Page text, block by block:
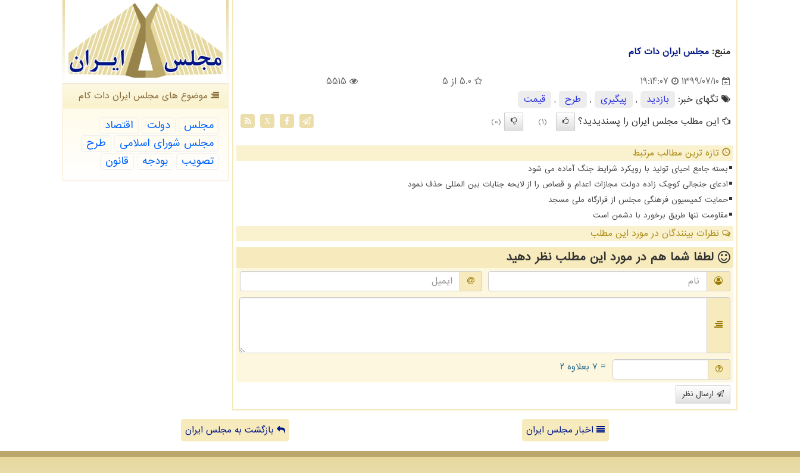
منبع: مجلس ایران دات كام
1399/07/10
19:14:07
5.0 از 5
5515
تگهای خبر:
بازدید , پیگیری , طرح ,
قیمت
این مطلب مجلس ایران را پسندیدید؟
(1)
(0)
X
تازه ترین مطالب مرتبط
بسته جامع احیای تولید با رویکرد شرایط جنگ آماده می شود
ادعای جنجالی کوچک زاده دولت مجازات اعدام و قصاص را از لایحه جنایات بین المللی حذف نمود
حمایت کمیسیون فرهنگی مجلس از قرارگاه ملی مسجد
مقاومت تنها طریق برخورد با دشمن است
نظرات بینندگان در مورد این مطلب
لطفا شما هم در مورد این مطلب نظر دهید
= ۷ بعلاوه ۲
ارسال نظر
موضوع های مجلس ایران دات كام
مجلس دولت
اقتصاد
مجلس شورای اسلامی
طرح
تصویب
بودجه قانون
اخبار مجلس ایران بازگشت به مجلس ایران